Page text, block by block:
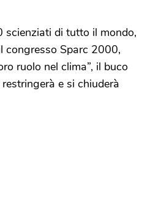
scienziati di tutto il mondo,
congresso Sparc 2000,
ruolo nel clima”, il buco
e si chiuderà